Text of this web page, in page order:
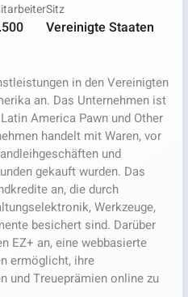
Sitz
Vereinigte Staaten
in den Vereinigten
an. Das Unternehmen ist
America Pawn und Other
handelt mit Waren, vor
und
gekauft wurden. Das
an, die durch
Werkzeuge,
besichert sind. Darüber
EZ+ an, eine webbasierte
ermöglicht, ihre
und Treueprämien online zu